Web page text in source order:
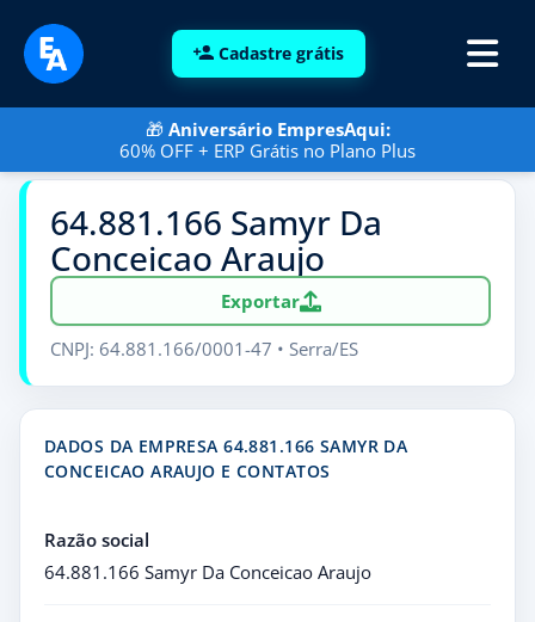
Cadastre grátis
🎁 Aniversário EmpresAqui:
60% OFF + ERP Grátis no Plano Plus
64.881.166 Samyr Da
Conceicao Araujo
Exportar
CNPJ: 64.881.166/0001-47 • Serra/ES
DADOS DA EMPRESA 64.881.166 SAMYR DA
CONCEICAO ARAUJO E CONTATOS
Razão social
64.881.166 Samyr Da Conceicao Araujo